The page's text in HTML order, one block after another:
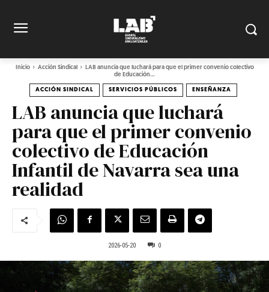
Inicio Acción Sindical
LAB anuncia que luchará para que el primer convenio colectivo
de Educación...
ACCIÓN SINDICAL SERVICIOS PÚBLICOS ENSEÑANZA
LAB anuncia que luchará
para que el primer convenio
colectivo de Educación
Infantil de Navarra sea una
realidad
2026-05-20 0